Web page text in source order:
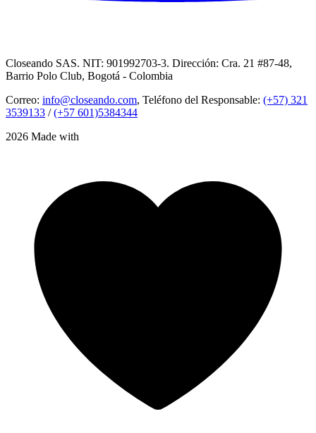
Closeando SAS. NIT: 901992703-3. Dirección: Cra. 21 #87-48,
Barrio Polo Club, Bogotá - Colombia
Correo: info@closeando.com, Teléfono del Responsable: (+57) 321
3539133 /(+57 601)5384344
2026 Made with